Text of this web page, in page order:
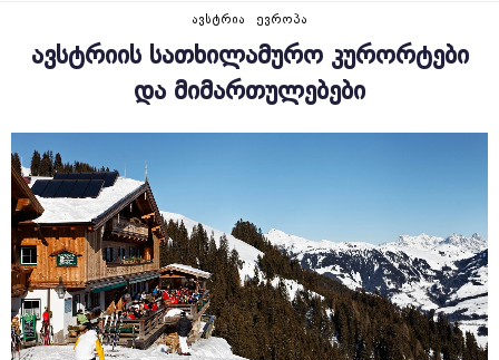
ᲐᲕᲡᲢᲠᲘᲐ ᲔᲕᲠᲝᲞᲐ
ᲐᲕᲡᲢᲠᲘᲘᲡ ᲡᲐᲗᲮᲘᲚᲐᲛᲣᲠᲝ ᲙᲣᲠᲝᲠᲢᲔᲑᲘ
ᲓᲐ ᲛᲘᲛᲐᲠᲗᲣᲚᲔᲑᲔᲑᲘ